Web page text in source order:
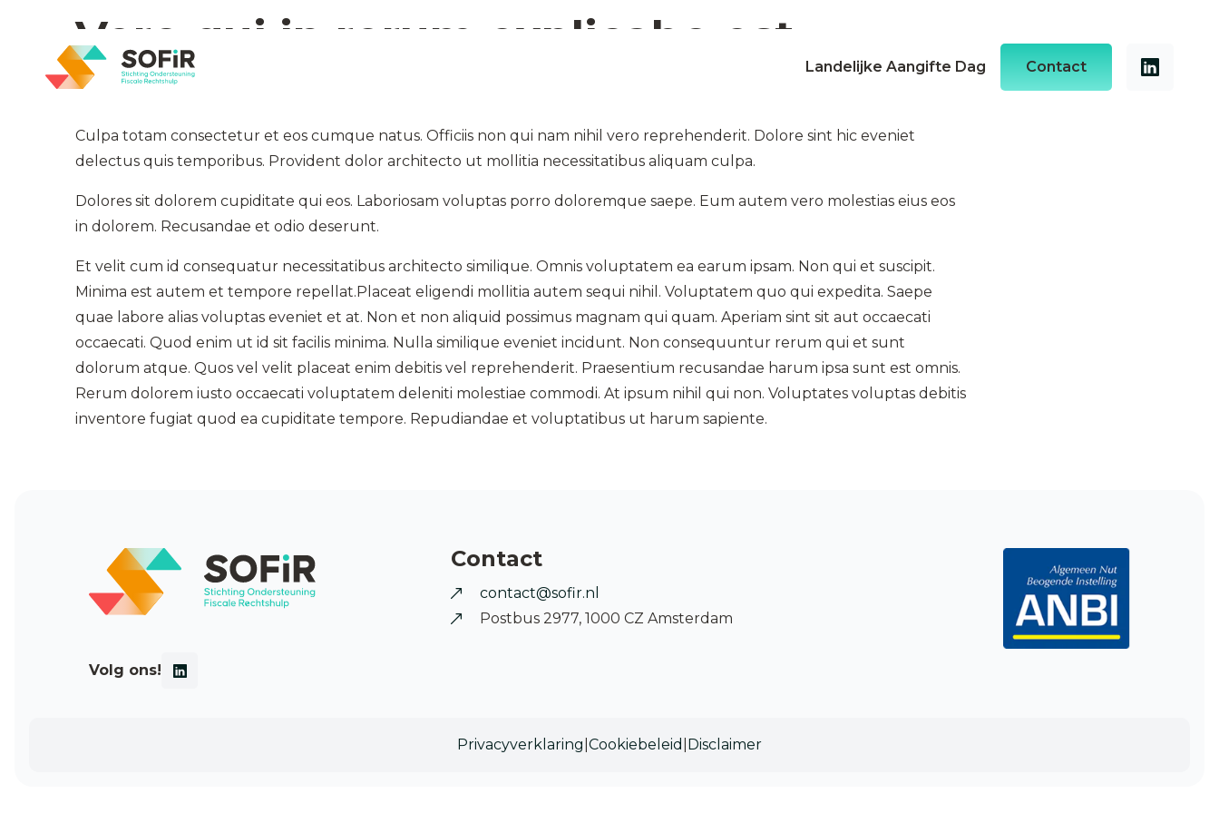
Landelijke Aangifte Dag Contact
Vero qui in rerum explicabo est.
Culpa totam consectetur et eos cumque natus. Officiis non qui nam nihil vero reprehenderit. Dolore sint hic eveniet
delectus quis temporibus. Provident dolor architecto ut mollitia necessitatibus aliquam culpa.
Dolores sit dolorem cupiditate qui eos. Laboriosam voluptas porro doloremque saepe. Eum autem vero molestias eius eos
in dolorem. Recusandae et odio deserunt.
Et velit cum id consequatur necessitatibus architecto similique. Omnis voluptatem ea earum ipsam. Non qui et suscipit.
Minima est autem et tempore repellat.Placeat eligendi mollitia autem sequi nihil. Voluptatem quo qui expedita. Saepe
quae labore alias voluptas eveniet et at. Non et non aliquid possimus magnam qui quam. Aperiam sint sit aut occaecati
occaecati. Quod enim ut id sit facilis minima. Nulla similique eveniet incidunt. Non consequuntur rerum qui et sunt
dolorum atque. Quos vel velit placeat enim debitis vel reprehenderit. Praesentium recusandae harum ipsa sunt est omnis.
Rerum dolorem iusto occaecati voluptatem deleniti molestiae commodi. At ipsum nihil qui non. Voluptates voluptas debitis
inventore fugiat quod ea cupiditate tempore. Repudiandae et voluptatibus ut harum sapiente.
Volg ons!
Contact
contact@sofir.nl
Postbus 2977, 1000 CZ Amsterdam
Privacyverklaring Cookiebeleid Disclaimer